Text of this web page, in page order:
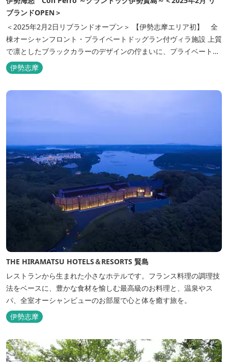
ブランドOPEN＞
＜2025年2月2日リブランドオープン＞ 【伊勢志摩エリア初】 全
棟オーシャンフロント・プライベートドッグラン付ヴィラ施設 上質
で凛としたブラックカラーのデザインの佇まいに、プライベート感
溢れる客室。 客室に一歩入れば全室海に面したオーシャンフロン
ト。 颯爽とした広いプライベートドッグランと青色に輝く英虞湾を
眺める最高のロケーション。 ▸インクルーシブサービスのお部屋
伊勢志摩
THE HIRAMATSU HOTELS＆RESORTS 賢島
レストランから生まれた小さなホテルです。フランス料理の調理技
法をベースに、豊かな食材を愉しむ最高級のお料理と、温泉やス
パ、全室オーシャンビューのお部屋で心と体を癒す旅を。
伊勢志摩